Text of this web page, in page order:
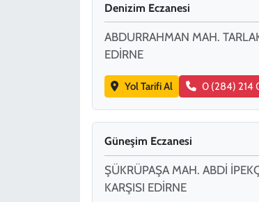
Denizim Eczanesi
ABDURRAHMAN MAH.
EDİRNE
Yol Tarifi Al 0 (284) 214
Güneşim Eczanesi
ŞÜKRÜPAŞA MAH. ABDİ
KARŞISI EDİRNE